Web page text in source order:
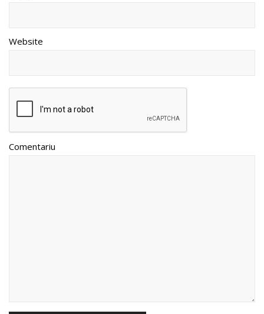
Website
Comentariu